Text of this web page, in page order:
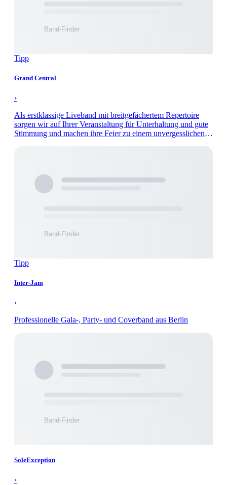
Tipp
Grand Central
›
Als erstklassige Liveband mit breitgefächertem Repertoire
sorgen wir auf Ihrer Veranstaltung für Unterhaltung und gute
Stimmung und machen ihre Feier zu einem unvergesslichen
Tipp
Inter-Jam
›
Professionelle Gala-, Party- und Coverband aus Berlin
SoleException
›